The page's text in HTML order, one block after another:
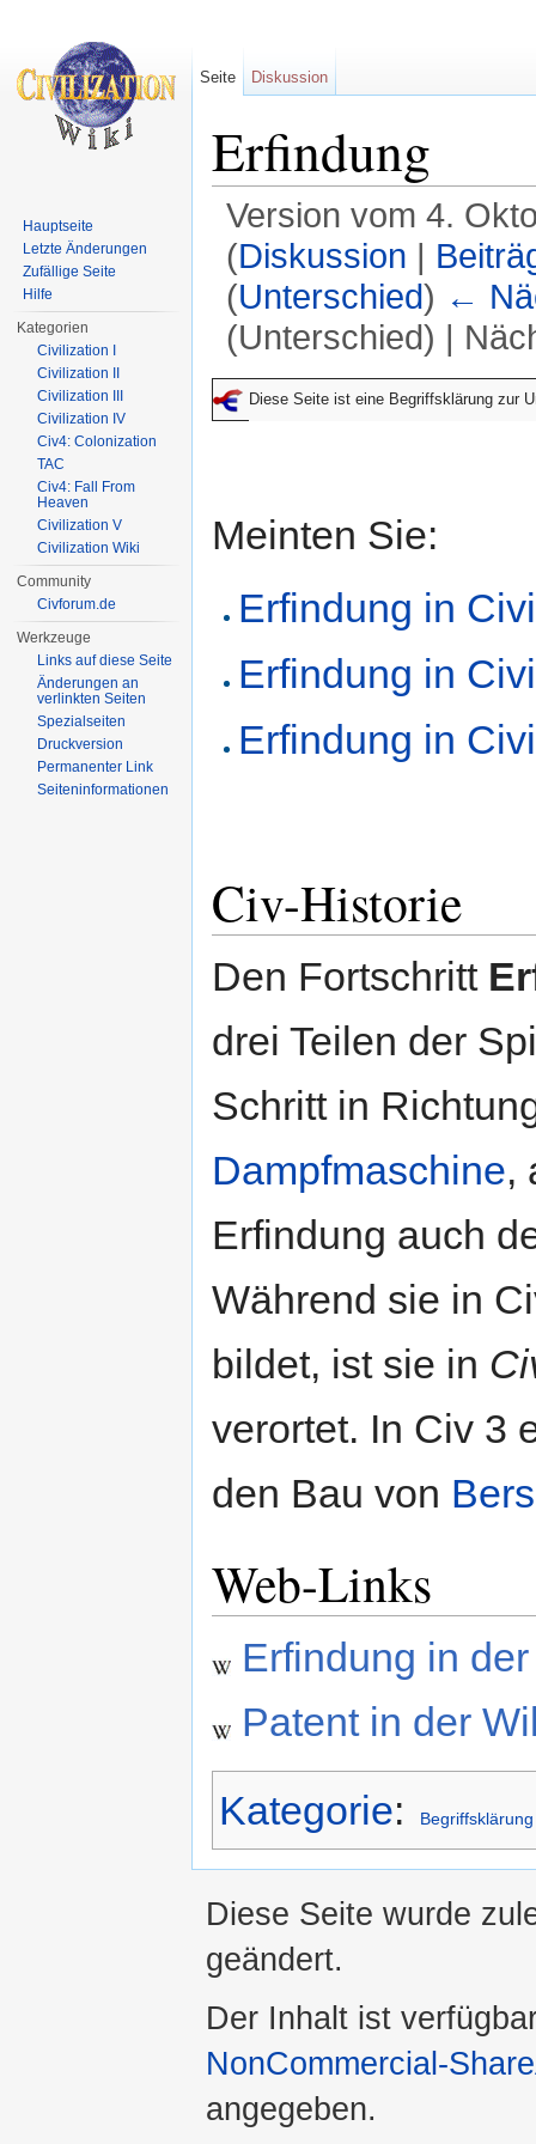
Erfindung
Version vom 4.
(Diskussion |
(Unterschied) ←
(Unterschied) |
Diese Seite ist eine Begriffsklärung zur
Meinten Sie:
Erfindung in
Erfindung in
Erfindung in
Civ-Historie
Den Fortschritt
drei Teilen der
Schritt in
Dampfmaschine,
Erfindung auch
Während sie in
bildet, ist sie in
verortet. In Civ 3
den Bau von
Web-Links
Erfindung in
Patent in der
Kategorie: Begriffsklärung
Seite Diskussion
Hauptseite
Letzte Änderungen
Zufällige Seite
Hilfe
Kategorien
Civilization I
Civilization II
Civilization III
Civilization IV
Civ4: Colonization
TAC
Civ4: Fall From
Heaven
Civilization V
Civilization Wiki
Community
Civforum.de
Werkzeuge
Links auf diese Seite
Änderungen an
verlinkten Seiten
Spezialseiten
Druckversion
Permanenter Link
Seiten­informationen
Diese Seite wurde
geändert.
Der Inhalt ist
NonCommercial-
angegeben.